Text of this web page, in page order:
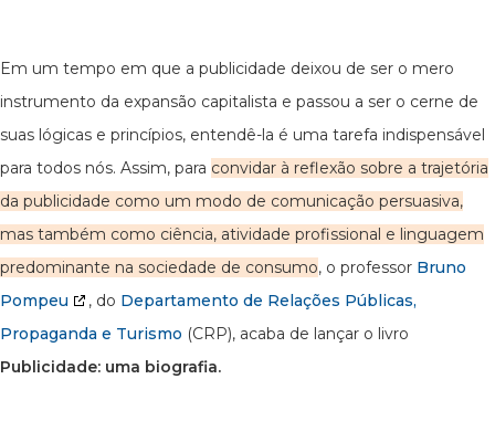
Em um tempo em que a publicidade deixou de ser o mero
instrumento da expansão capitalista e passou a ser o cerne de
suas lógicas e princípios, entendê-la é uma tarefa indispensável
para todos nós. Assim, para convidar à reflexão sobre a trajetória
da publicidade como um modo de comunicação persuasiva,
mas também como ciência, atividade profissional e linguagem
predominante na sociedade de consumo, o professor Bruno
Pompeu
, do Departamento de Relações Públicas,
Propaganda e Turismo (CRP), acaba de lançar o livro
Publicidade: uma biografia.